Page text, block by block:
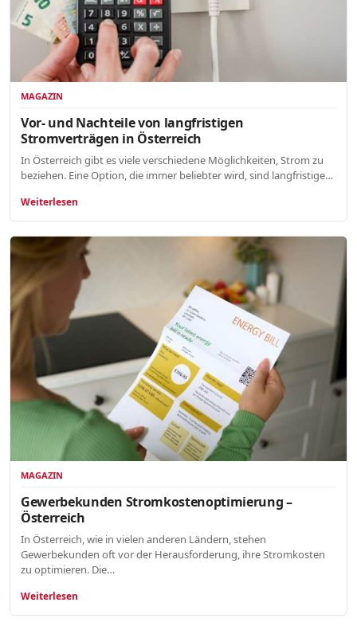
MAGAZIN
Vor- und Nachteile von langfristigen
Stromverträgen in Österreich
In Österreich gibt es viele verschiedene Möglichkeiten, Strom zu
beziehen. Eine Option, die immer beliebter wird, sind langfristige…
Weiterlesen
MAGAZIN
Gewerbekunden Stromkostenoptimierung –
Österreich
In Österreich, wie in vielen anderen Ländern, stehen
Gewerbekunden oft vor der Herausforderung, ihre Stromkosten
zu optimieren. Die…
Weiterlesen